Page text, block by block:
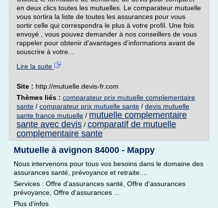
en deux clics toutes les mutuelles. Le comparateur mutuelle
vous sortira la liste de toutes les assurances pour vous
sortir celle qui correspondra le plus à votre profil. Une fois
envoyé , vous pouvez demander à nos conseillers de vous
rappeler pour obtenir d'avantages d'informations avant de
souscrire à votre...
Lire la suite
Site : http://mutuelle.devis-fr.com
Thèmes liés : comparateur prix mutuelle complementaire
sante / comparateur prix mutuelle sante / devis mutuelle
sante france mutuelle / mutuelle complementaire
sante avec devis / comparatif de mutuelle
complementaire sante
Mutuelle à avignon 84000 - Mappy
Nous intervenons pour tous vos besoins dans le domaine des
assurances santé, prévoyance et retraite....
Services : Offre d'assurances santé, Offre d'assurances
prévoyance, Offre d'assurances ...
Plus d'infos